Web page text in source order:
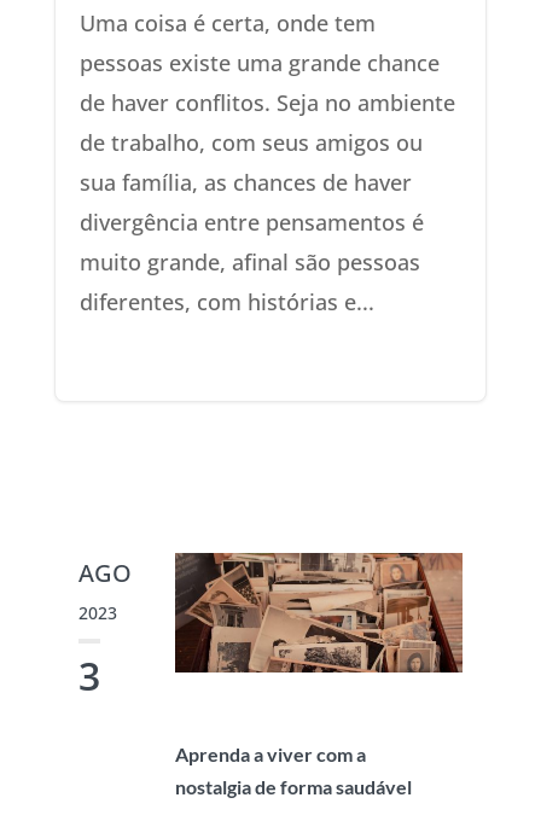
Uma coisa é certa, onde tem
pessoas existe uma grande chance
de haver conflitos. Seja no ambiente
de trabalho, com seus amigos ou
sua família, as chances de haver
divergência entre pensamentos é
muito grande, afinal são pessoas
diferentes, com histórias e...
AGO
2023
3
Aprenda a viver com a
nostalgia de forma saudável